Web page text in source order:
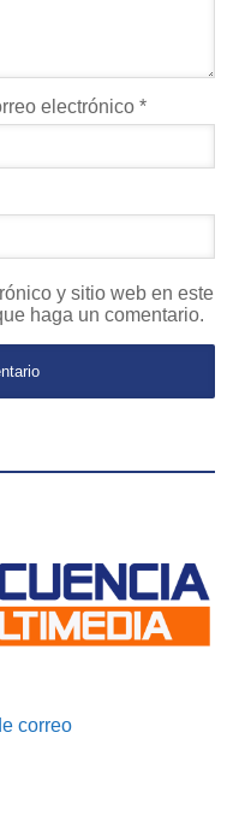
electrónico*
y sitio web en este
haga un comentario.
correo